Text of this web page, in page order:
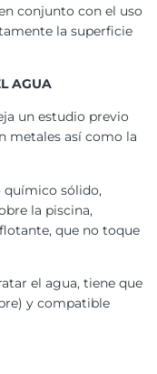
conjunto con el uso
la superficie
AGUA
un estudio previo
metales así como la
químico sólido,
la piscina,
que no toque
el agua, tiene que
y compatible